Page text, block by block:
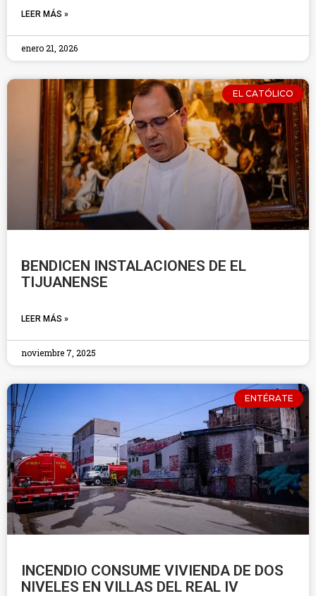
LEER MÁS »
enero 21, 2026
EL CATÓLICO
BENDICEN INSTALACIONES DE EL
TIJUANENSE
LEER MÁS »
noviembre 7, 2025
ENTÉRATE
INCENDIO CONSUME VIVIENDA DE DOS
NIVELES EN VILLAS DEL REAL IV